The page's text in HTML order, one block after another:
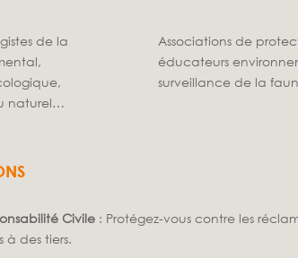
de la
naturel…
Associations de
éducateurs
surveillance de la
Civile: Protégez-vous contre les
à des tiers.​